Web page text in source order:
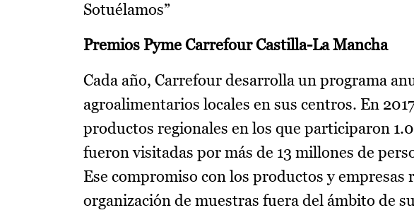
Sotuélamos”
Premios Pyme Carrefour Castilla-La Mancha
Cada año, Carrefour desarrolla un programa
agroalimentarios locales en sus centros. En
productos regionales en los que participaron
fueron visitadas por más de 13 millones de
Ese compromiso con los productos y empresas
organización de muestras fuera del ámbito de